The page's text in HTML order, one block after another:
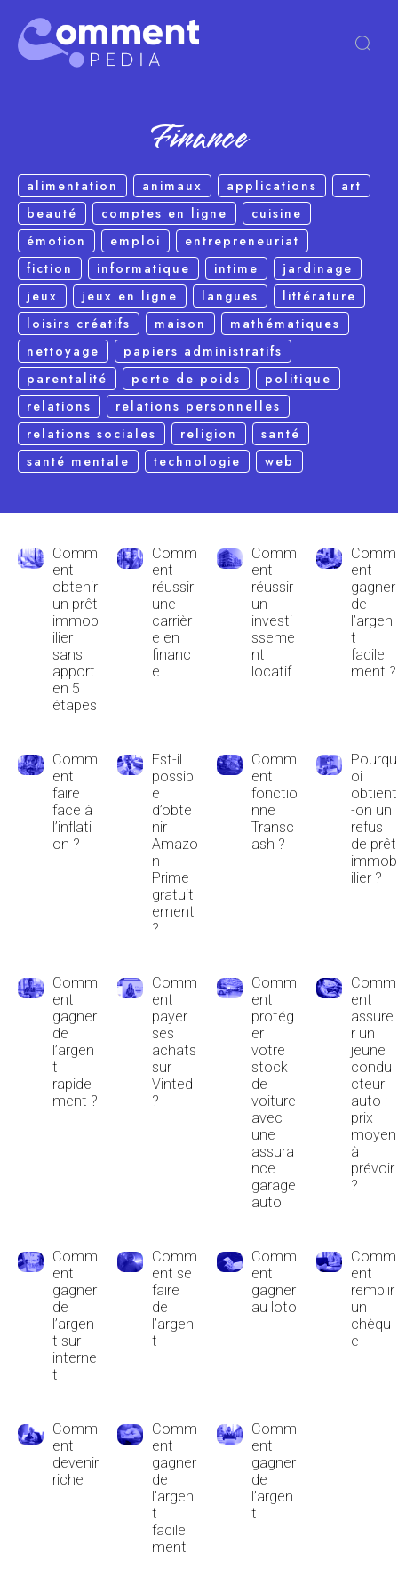
Finance
alimentation animaux applications
art
beauté
comptes en ligne
cuisine
émotion
emploi
entrepreneuriat
fiction
informatique intime
jardinage
jeux
jeux en ligne langues
littérature
loisirs créatifs
maison
mathématiques
nettoyage
papiers administratifs
parentalité
perte de poids
politique
relations
relations personnelles
relations sociales
religion
santé
santé mentale
technologie web
Comm
ent
obtenir
un prêt
immob
ilier
sans
apport
en 5
étapes
Comm
ent
réussir
une
carrièr
e en
financ
e
Comm
ent
réussir
un
investi
sseme
nt
locatif
Comm
ent
gagner
de
l’argen
t
facile
ment ?
Comm
ent
faire
face à
l’inflati
on ?
Est-il
possibl
e
d’obte
nir
Amazo
n
Prime
gratuit
ement
?
Comm
ent
fonctio
nne
Transc
ash ?
Pourqu
oi
obtient
-on un
refus
de prêt
immob
ilier ?
Comm
ent
gagner
de
l’argen
t
rapide
ment ?
Comm
ent
payer
ses
achats
sur
Vinted
?
Comm
ent
protég
er
votre
stock
de
voiture
avec
une
assura
nce
garage
auto
Comm
ent
assure
r un
jeune
condu
cteur
auto :
prix
moyen
à
prévoir
?
Comm
ent
gagner
de
l’argen
t sur
interne
t
Comm
ent se
faire
de
l’argen
t
Comm
ent
gagner
au loto
Comm
ent
remplir
un
chèqu
e
Comm
ent
devenir
riche
Comm
ent
gagner
de
l’argen
t
facile
ment
Comm
ent
gagner
de
l’argen
t